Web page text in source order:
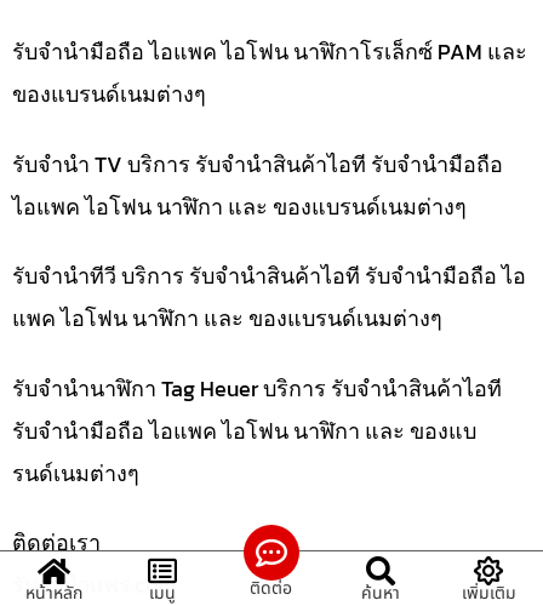
รับจำนำมือถือ ไอแพค ไอโฟน นาฬิกาโรเล็กซ์ PAM และ
ของแบรนด์เนมต่างๆ
รับจำนำ TV บริการ รับจำนำสินค้าไอที รับจำนำมือถือ
ไอแพค ไอโฟน นาฬิกา และ ของแบรนด์เนมต่างๆ
รับจำนำทีวี บริการ รับจำนำสินค้าไอที รับจำนำมือถือ ไอ
แพค ไอโฟน นาฬิกา และ ของแบรนด์เนมต่างๆ
รับจำนำนาฬิกา Tag Heuer บริการ รับจำนำสินค้าไอที
รับจำนำมือถือ ไอแพค ไอโฟน นาฬิกา และ ของแบ
รนด์เนมต่างๆ
ติดต่อเรา
รับจํานําแพร่.com
หน้าหลัก เมนู ติดต่อ ค้นหา เพิ่มเติม